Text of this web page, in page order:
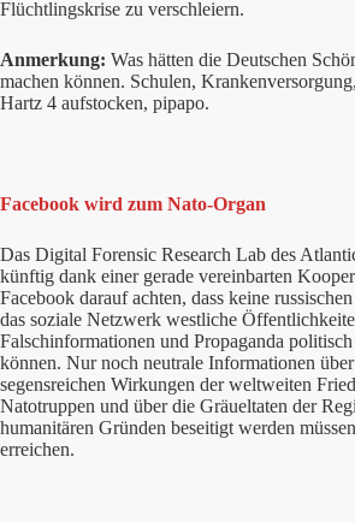
Flüchtlingskrise zu verschleiern.
Anmerkung: Was hätten die Deutschen
machen können. Schulen,
Hartz 4 aufstocken, pipapo.
Facebook wird zum Nato-Organ
Das Digital Forensic Research Lab des
künftig dank einer gerade vereinbarten
Facebook darauf achten, dass keine
das soziale Netzwerk westliche
Falschinformationen und Propaganda
können. Nur noch neutrale Informationen
segensreichen Wirkungen der weltweiten
Natotruppen und über die Gräueltaten der
humanitären Gründen beseitigt werden
erreichen.